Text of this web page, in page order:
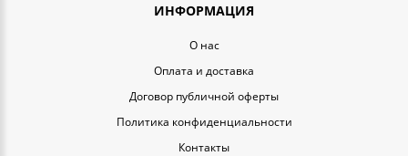
ИНФОРМАЦИЯ
O нас
Оплата и доставка
Договор публичной оферты
Политика конфиденциальности
Контакты